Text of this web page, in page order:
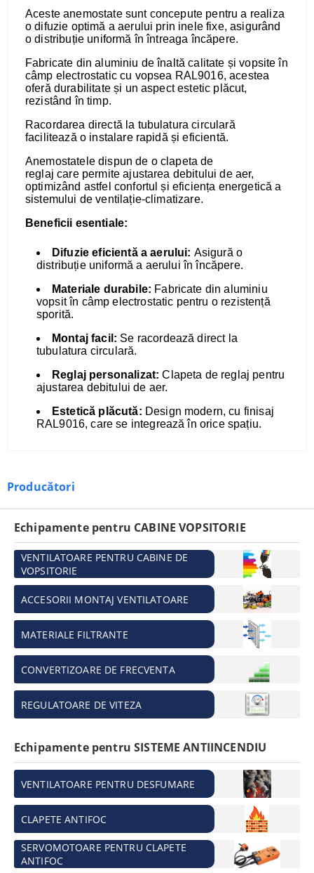
Aceste anemostate sunt concepute pentru a realiza
o difuzie optimă a aerului prin inele fixe, asigurând
o distribuție uniformă în întreaga încăpere.
Fabricate din aluminiu de înaltă calitate și vopsite în
câmp electrostatic cu vopsea RAL9016, acestea
oferă durabilitate și un aspect estetic plăcut,
rezistând în timp.
Racordarea directă la tubulatura circulară
facilitează o instalare rapidă și eficientă.
Anemostatele dispun de o clapeta de
reglaj care permite ajustarea debitului de aer,
optimizând astfel confortul și eficiența energetică a
sistemului de ventilație-climatizare.
Beneficii esentiale:
Difuzie eficientă a aerului: Asigură o
distribuție uniformă a aerului în încăpere.
Materiale durabile: Fabricate din aluminiu
vopsit în câmp electrostatic pentru o rezistență
sporită.
Montaj facil: Se racordează direct la
tubulatura circulară.
Reglaj personalizat: Clapeta de reglaj pentru
ajustarea debitului de aer.
Estetică plăcută: Design modern, cu finisaj
RAL9016, care se integrează în orice spațiu.
Producători
Echipamente pentru CABINE VOPSITORIE
VENTILATOARE PENTRU CABINE DE
VOPSITORIE
ACCESORII MONTAJ VENTILATOARE
MATERIALE FILTRANTE
CONVERTIZOARE DE FRECVENTA
REGULATOARE DE VITEZA
Echipamente pentru SISTEME ANTIINCENDIU
VENTILATOARE PENTRU DESFUMARE
CLAPETE ANTIFOC
SERVOMOTOARE PENTRU CLAPETE
ANTIFOC